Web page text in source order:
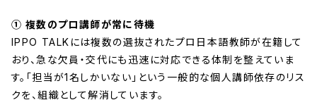
① 複数のプロ講師が常に待機
IPPO TALKには複数の選抜されたプロ日本語教師が在籍して
おり、急な欠員・交代にも迅速に対応できる体制を整えていま
す。「担当が1名しかいない」という一般的な個人講師依存のリス
クを、組織として解消しています。